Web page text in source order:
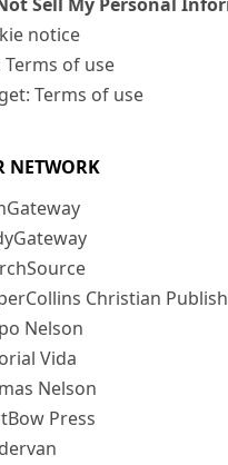
notice
Terms of use
Terms of use
NETWORK
Christian
Nelson
Vida
Nelson
Press